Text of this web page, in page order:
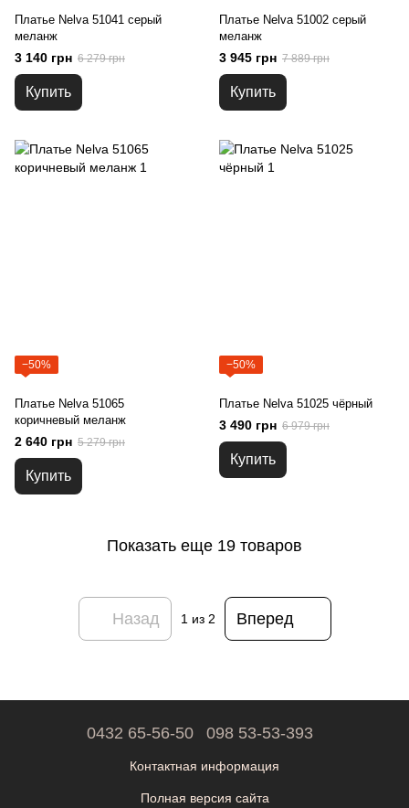
Платье Nelva 51041 серый
меланж
3 140 грн 6 279 грн
Купить
Платье Nelva 51002 серый
меланж
3 945 грн 7 889 грн
Купить
−50%
Платье Nelva 51065
коричневый меланж
2 640 грн 5 279 грн
Купить
−50%
Платье Nelva 51025 чёрный
3 490 грн 6 979 грн
Купить
Показать еще 19 товаров
Назад 1из 2 Вперед
0432 65-56-50 098 53-53-393
Контактная информация
Полная версия сайта